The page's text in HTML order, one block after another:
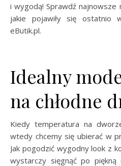
i wygodą! Sprawdź najnowsze
jakie pojawiły się ostatnio
eButik.pl.
Idealny
na chłodne
Kiedy temperatura na
wtedy chcemy się ubierać w
Jak pogodzić wygodny look z
wystarczy sięgnąć po piękną